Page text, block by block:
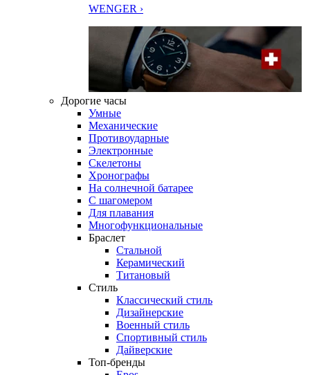
WENGER ›
Дорогие часы
Умные
Механические
Противоударные
Электронные
Скелетоны
Хронографы
На солнечной батарее
С шагомером
Для плавания
Многофункциональные
Браслет
Стальной
Керамический
Титановый
Стиль
Классический стиль
Дизайнерские
Военный стиль
Спортивный стиль
Дайверские
Топ-бренды